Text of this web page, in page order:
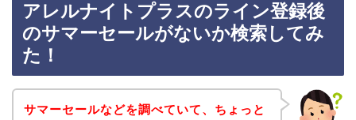
アレルナイトプラスのライン登録後
のサマーセールがないか検索してみ
た！
サマーセールなどを調べていて、ちょっと